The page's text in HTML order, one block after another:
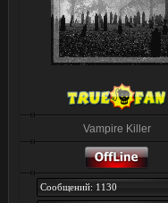
Vampire Killer
Сообщений: 1130